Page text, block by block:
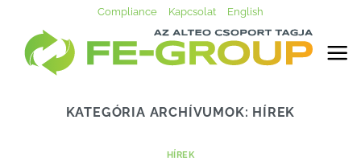
content
Compliance Kapcsolat English
KATEGÓRIA ARCHÍVUMOK: HÍREK
HÍREK